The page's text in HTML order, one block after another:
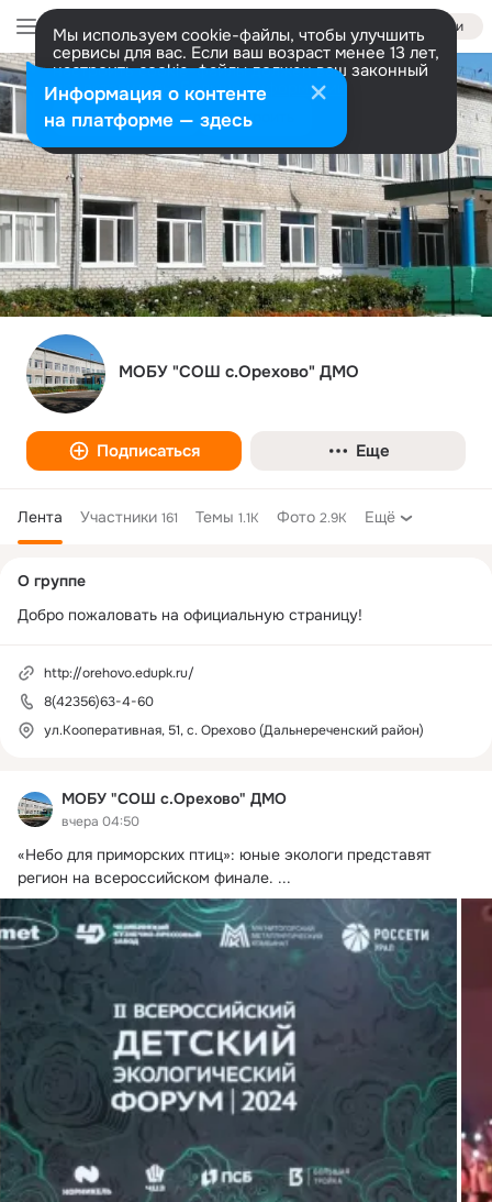
Войти
Мы используем cookie-файлы, чтобы улучшить
сервисы для вас. Если ваш возраст менее 13 лет,
настроить cookie-файлы должен ваш законный
представитель. Больше информации
Разрешить все Настроить
МОБУ "СОШ с.Орехово" ДМО
Подписаться Еще
Лента Участники 161 Темы 1.1K Фото 2.9K Ещё
МОБУ "СОШ с.Орехово" ДМО
вчера 04:50
«Небо для приморских птиц»: юные экологи представят
регион на всероссийском финале. ...
колонка
О группе
Добро пожаловать на официальную страницу!
http://orehovo.edupk.ru/
8(42356)63-4-60
ул.Кооперативная, 51, с. Орехово (Дальнереченский район)
Информация о контенте
на платформе — здесь